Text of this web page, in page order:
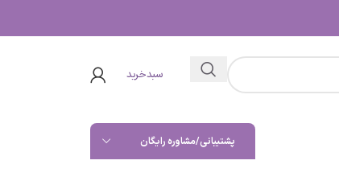
سبدخرید
پشتیبانی/مشاوره رایگان